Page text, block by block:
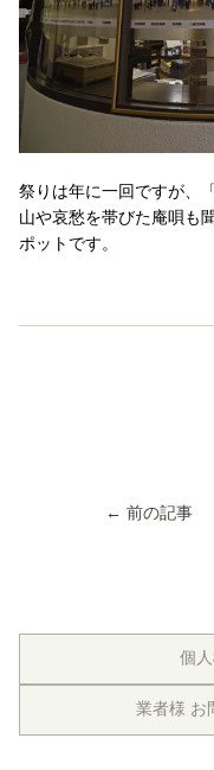
祭りは年に一回ですが、「
山や哀愁を帯びた庵唄も
ポットです。
← 前の記事
個
業者様 お